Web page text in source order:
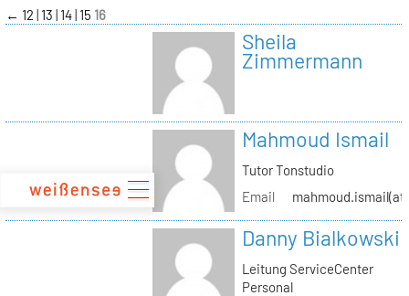
zum
Inhalt
← 12 13 14 15 16
Sheila
Zimmermann
Mahmoud Ismail
Tutor Tonstudio
Email
Danny Bialkowski
Leitung ServiceCenter
Personal